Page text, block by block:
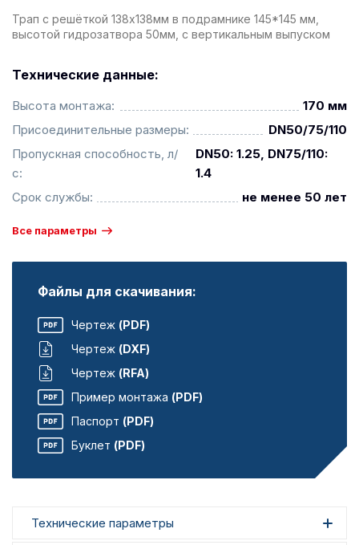
Трап с решёткой 138х138мм в подрамнике 145*145 мм,
высотой гидрозатвора 50мм, с вертикальным выпуском
Технические данные:
Высота монтажа:
170 мм
Присоединительные размеры:
DN50/75/110
Пропускная способность, л/
с:
DN50: 1.25, DN75/110:
1.4
Срок службы:
не менее 50 лет
Все параметры
Файлы для скачивания:
Чертеж (PDF)
Чертеж (DXF)
Чертеж (RFA)
Пример монтажа (PDF)
Паспорт (PDF)
Буклет (PDF)
Технические параметры